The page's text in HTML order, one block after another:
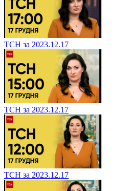
ТСН за 2023.12.17
ТСН за 2023.12.17
ТСН за 2023.12.17